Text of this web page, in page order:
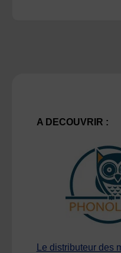
A DECOUVRIR :
Le distributeur des